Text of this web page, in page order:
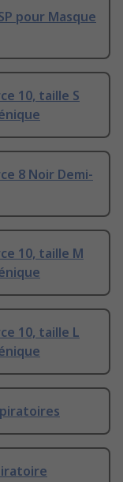
pour Masque
10, taille S
8 Noir Demi-
10, taille M
10, taille L